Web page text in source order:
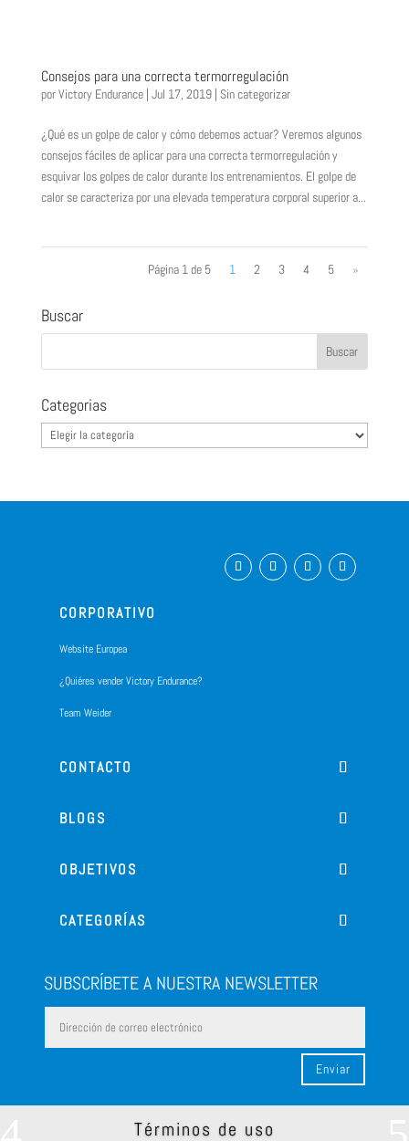
Consejos para una correcta termorregulación
porVictory Endurance| Jul 17, 2019| Sin categorizar
¿Qué es un golpe de calor y cómo debemos actuar? Veremos algunos
consejos fáciles de aplicar para una correcta termorregulación y
esquivar los golpes de calor durante los entrenamientos. El golpe de
calor se caracteriza por una elevada temperatura corporal superior a...
Página 1 de 5 1 2 3 4 5 »
Buscar
Categorias
Categorias
CORPORATIVO
Website Europea
¿Quiéres vender Victory Endurance?
Team Weider
CONTACTO
BLOGS
OBJETIVOS
CATEGORÍAS
SUBSCRÍBETE A NUESTRA NEWSLETTER
Enviar
Términos de uso